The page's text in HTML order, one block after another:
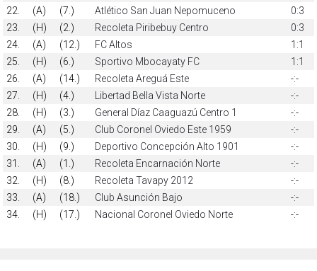
22.
(A) (7.) Atlético San Juan Nepomuceno
0:3
23.
(H) (2.) Recoleta Piribebuy Centro
0:3
24.
(A) (12.) FC Altos
1:1
25.
(H) (6.) Sportivo Mbocayaty FC
1:1
26.
(A) (14.) Recoleta Areguá Este
-:-
27.
(H) (4.) Libertad Bella Vista Norte
-:-
28.
(H) (3.) General Díaz Caaguazú Centro 1
-:-
29.
(A) (5.) Club Coronel Oviedo Este 1959
-:-
30.
(H) (9.) Deportivo Concepción Alto 1901
-:-
31.
(A) (1.) Recoleta Encarnación Norte
-:-
32.
(H) (8.) Recoleta Tavapy 2012
-:-
33.
(A) (18.) Club Asunción Bajo
-:-
34.
(H) (17.) Nacional Coronel Oviedo Norte -:-